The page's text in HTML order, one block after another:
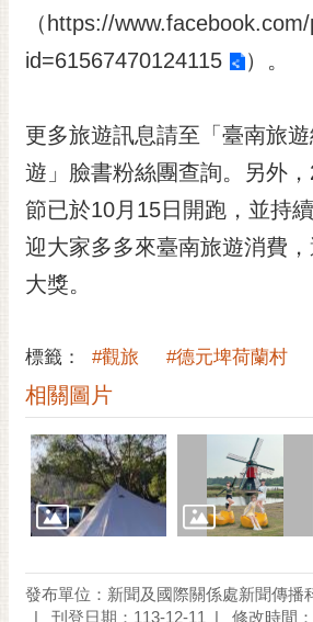
（ https://
id=61567470124115
）。
更多旅遊訊息請至「臺南旅
遊」臉書粉絲團查詢。另外
節已於10月15日開跑，並持
迎大家多多來臺南旅遊消費
大獎。
標籤： #觀旅 #德元埤荷蘭村
相關圖片
發布單位：新聞及國際關係處新聞傳播
刊登日期：113-12-11
修改時間